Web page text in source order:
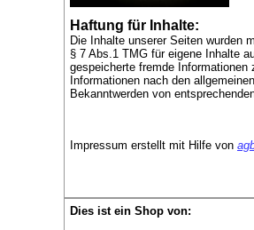
Haftung für Inhalte:
Die Inhalte unserer Seiten wurden
§ 7 Abs.1 TMG für eigene Inhalte
gespeicherte fremde
Informationen nach den
Bekanntwerden von
Impressum erstellt mit Hilfe von
Dies ist ein Shop von: